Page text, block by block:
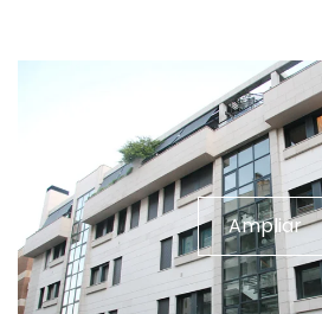
Ampliar